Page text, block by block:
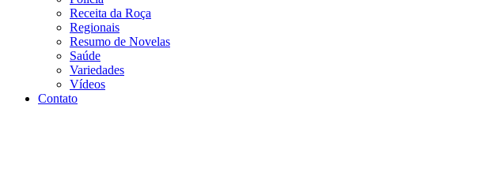
Receita da Roça
Regionais
Resumo de Novelas
Saúde
Variedades
Vídeos
Contato